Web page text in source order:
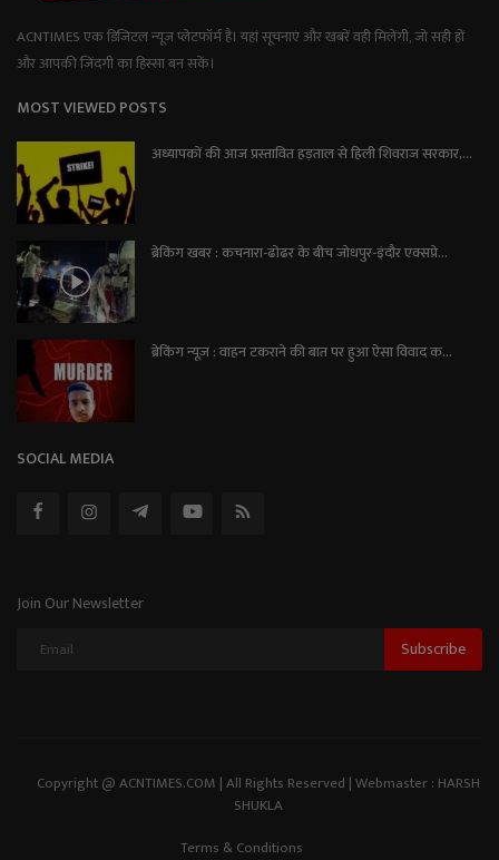
ACNTIMES एक डिजिटल न्यूज प्लेटफॉर्म है। यहां सूचनाएं और खबरें वही मिलेंगी, जो सही हों
और आपकी जिंदगी का हिस्सा बन सकें।
MOST VIEWED POSTS
अध्यापकों की आज प्रस्तावित हड़ताल से हिली शिवराज सरकार,...
ब्रेकिंग खबर : कचनारा-ढोढर के बीच जोधपुर-इंदौर एक्सप्रे...
ब्रेकिंग न्यूज़ : वाहन टकराने की बात पर हुआ ऐसा विवाद क...
SOCIAL MEDIA
Join Our Newsletter
Subscribe
Copyright @ ACNTIMES.COM | All Rights Reserved | Webmaster : HARSH
SHUKLA
Terms & Conditions